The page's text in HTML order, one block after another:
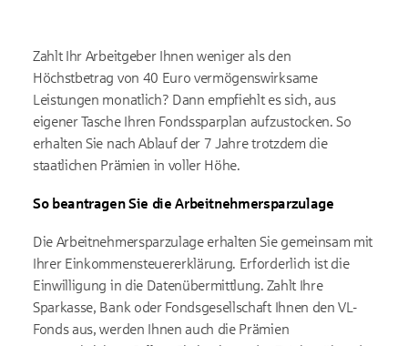
Zahlt Ihr Arbeitgeber Ihnen weniger als den
Höchstbetrag von 40 Euro vermögenswirksame
Leistungen monatlich? Dann empfiehlt es sich, aus
eigener Tasche Ihren Fondssparplan aufzustocken. So
erhalten Sie nach Ablauf der 7 Jahre trotzdem die
staatlichen Prämien in voller Höhe.
So beantragen Sie die Arbeitnehmersparzulage
Die Arbeitnehmersparzulage erhalten Sie gemeinsam mit
Ihrer Einkommensteuererklärung. Erforderlich ist die
Einwilligung in die Datenübermittlung. Zahlt Ihre
Sparkasse, Bank oder Fondsgesellschaft Ihnen den VL-
Fonds aus, werden Ihnen auch die Prämien